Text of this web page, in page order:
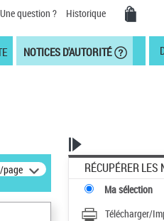
Une question ? Historique
NOTICES D'AUTORITÉ
page RÉCUPÉRER LES
Ma sélection
Télécharger/